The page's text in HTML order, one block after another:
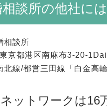
談所の他社に
相談所
京都港区南麻布3-20-
北線/都営三田線「白金高
ットワークは16